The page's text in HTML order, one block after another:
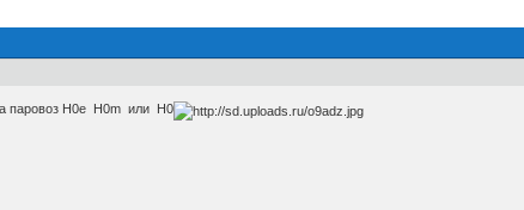
паровоз Н0е Н0m или Н0